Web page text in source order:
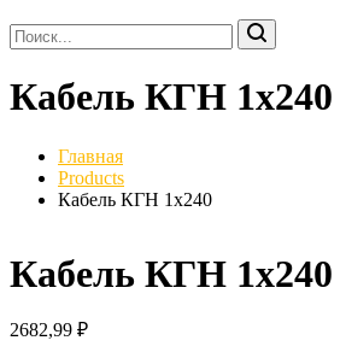
Кабель КГН 1х240
Главная
Products
Кабель КГН 1х240
Кабель КГН 1х240
2682,99 ₽